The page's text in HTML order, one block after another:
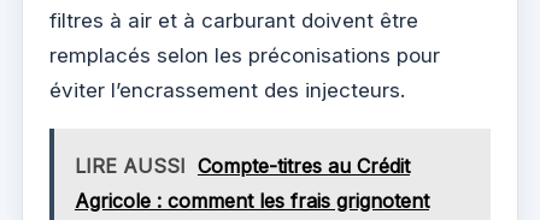
filtres à air et à carburant doivent être
remplacés selon les préconisations pour
éviter l’encrassement des injecteurs.
LIRE AUSSI Compte-titres au Crédit
Agricole : comment les frais grignotent